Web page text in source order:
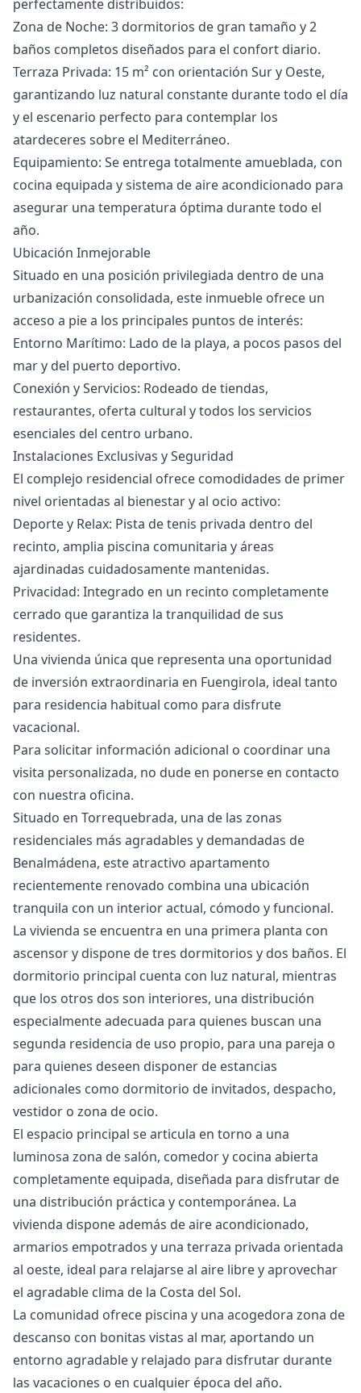
perfectamente distribuidos:
Zona de Noche: 3 dormitorios de gran tamaño y 2
baños completos diseñados para el confort diario.
Terraza Privada: 15 m² con orientación Sur y Oeste,
garantizando luz natural constante durante todo el día
y el escenario perfecto para contemplar los
atardeceres sobre el Mediterráneo.
Equipamiento: Se entrega totalmente amueblada, con
cocina equipada y sistema de aire acondicionado para
asegurar una temperatura óptima durante todo el
año.
Ubicación Inmejorable
Situado en una posición privilegiada dentro de una
urbanización consolidada, este inmueble ofrece un
acceso a pie a los principales puntos de interés:
Entorno Marítimo: Lado de la playa, a pocos pasos del
mar y del puerto deportivo.
Conexión y Servicios: Rodeado de tiendas,
restaurantes, oferta cultural y todos los servicios
esenciales del centro urbano.
Instalaciones Exclusivas y Seguridad
El complejo residencial ofrece comodidades de primer
nivel orientadas al bienestar y al ocio activo:
Deporte y Relax: Pista de tenis privada dentro del
recinto, amplia piscina comunitaria y áreas
ajardinadas cuidadosamente mantenidas.
Privacidad: Integrado en un recinto completamente
cerrado que garantiza la tranquilidad de sus
residentes.
Una vivienda única que representa una oportunidad
de inversión ‌extraordinaria ‌en ‌Fuengirola, ‌ideal ‌tanto
para residencia habitual como ‌para ‌disfrute
‌vacacional.
Para solicitar información ‌adicional ‌o ‌coordinar ‌una
visita ‌personalizada, no dude ‌en ‌ponerse ‌en ‌contacto
‌con ‌nuestra ‌oficina.
Situado en Torrequebrada, una de las zonas
residenciales más agradables y demandadas de
Benalmádena, este atractivo apartamento
recientemente renovado combina una ubicación
tranquila con un interior actual, cómodo y funcional.
La vivienda se encuentra en una primera planta con
ascensor y dispone de tres dormitorios y dos baños. El
dormitorio principal cuenta con luz natural, mientras
que los otros dos son interiores, una distribución
especialmente adecuada para quienes buscan una
segunda residencia de uso propio, para una pareja o
para quienes deseen disponer de estancias
adicionales como dormitorio de invitados, despacho,
vestidor o zona de ocio.
El espacio principal se articula en torno a una
luminosa zona de salón, comedor y cocina abierta
completamente equipada, diseñada para disfrutar de
una distribución práctica y contemporánea. La
vivienda dispone además de aire acondicionado,
armarios empotrados y una terraza privada orientada
al oeste, ideal para relajarse al aire libre y aprovechar
el agradable clima de la Costa del Sol.
La comunidad ofrece piscina y una acogedora zona de
descanso con bonitas vistas al mar, aportando un
entorno agradable y relajado para disfrutar durante
las vacaciones o en cualquier época del año.